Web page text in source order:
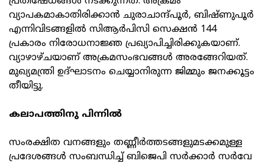
വ്യാപകമാകാതിരിക്കാന്‍ ചുരാചാന്ദ്പൂര്‍, ബിഷ്ണുപൂര്‍
എന്നിവിടങ്ങളില്‍ സിആര്‍പിസി സെക്ഷന്‍ 144
പ്രകാരം നിരോധനാജ്ഞ പ്രഖ്യാപിച്ചിരിക്കുകയാണ്.
വ്യാഴാഴ്ചയാണ് അക്രമസംഭവങ്ങള്‍ അരങ്ങേറിയത്.
മുഖ്യമന്ത്രി ഉദ്ഘാടനം ചെയ്യാനിരുന്ന ജിമ്മും ജനക്കൂട്ടം
തീയിട്ടു.
കലാപത്തിനു പിന്നില്‍
സംരക്ഷിത വനങ്ങളും തണ്ണീര്‍ത്തടങ്ങളുമടക്കമുള്ള
പ്രദേശങ്ങള്‍ സംബന്ധിച്ച് ബിജെപി സര്‍ക്കാര്‍ സര്‍വേ